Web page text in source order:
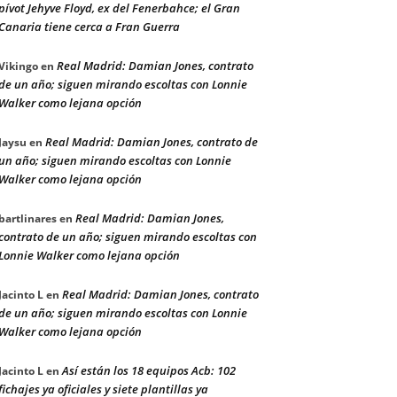
Jehyve Floyd, ex del Fenerbahce; el Gran
tiene cerca a Fran Guerra
en Real Madrid: Damian Jones, contrato
un año; siguen mirando escoltas con Lonnie
Walker como lejana opción
Jaysu en Real Madrid: Damian Jones, contrato de
año; siguen mirando escoltas con Lonnie
Walker como lejana opción
bartlinaresen Real Madrid: Damian Jones,
de un año; siguen mirando escoltas con
Walker como lejana opción
Jacinto Len Real Madrid: Damian Jones, contrato
un año; siguen mirando escoltas con Lonnie
Walker como lejana opción
Jacinto LenAsí están los 18 equipos Acb: 102
ya oficiales y siete plantillas ya